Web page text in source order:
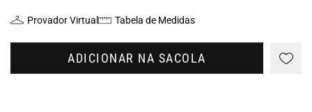
Provador Virtual Tabela de Medidas
ADICIONAR NA SACOLA